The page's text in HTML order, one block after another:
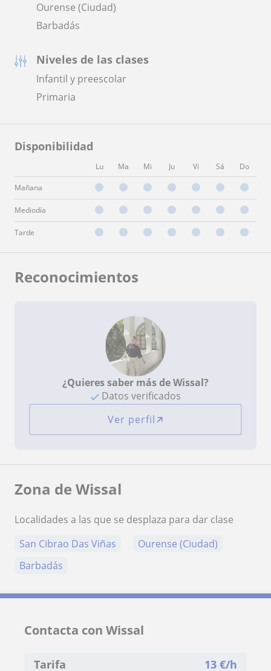
Ourense (Ciudad)
Barbadás
Niveles de las clases
Infantil y preescolar
Primaria
Disponibilidad
Lu Ma Mi Ju Vi Sá Do
Mañana
Mediodía
Tarde
Reconocimientos
¿Quieres saber más de Wissal?
Datos verificados
Ver perfil
Zona de Wissal
Localidades a las que se desplaza para dar clase
San Cibrao Das Viñas
Ourense (Ciudad)
Barbadás
Contacta con Wissal
Tarifa 13 €/h